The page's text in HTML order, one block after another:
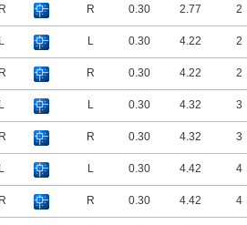
R 0.30 2.77 2
L 0.30 4.22 2
R 0.30 4.22 2
L 0.30 4.32 3
R 0.30 4.32 3
L 0.30 4.42 4
R 0.30 4.42 4